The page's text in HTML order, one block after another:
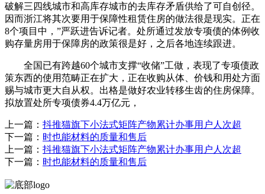
破解三四线城市和高库存城市的去库存矛盾供给了可自创径。
因而浙江将其次要用于保障性租赁住房的做法很是现实。正在
8个项目中，”严跃进告诉记者。处所通过发放专项债的体例收
购存量房用于保障房的政策很是好，之后各地连续跟进。
全国已有跨越60个城市支撑“收储”工做，表现了专项债政
策东西的使用范畴正在扩大，正在收购从体、价钱和用处方面
赐与城市更大自从权。出格是做好农业转移生齿的住房保障。
拟放置处所专项债券4.4万亿元，
上一篇： 抖推猫旗下小法式矩阵产物累计办事用户人次超
下一篇： 时也能材料的质量和售后
上一篇： 抖推猫旗下小法式矩阵产物累计办事用户人次超
下一篇： 时也能材料的质量和售后